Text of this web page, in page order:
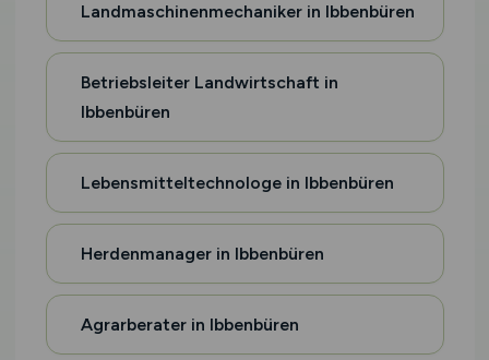
Landmaschinenmechaniker in Ibbenbüren
Betriebsleiter Landwirtschaft in
Ibbenbüren
Lebensmitteltechnologe in Ibbenbüren
Herdenmanager in Ibbenbüren
Agrarberater in Ibbenbüren